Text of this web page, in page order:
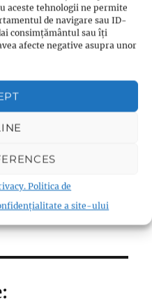
aceste tehnologii ne permite
de navigare sau ID-
consimțământul sau îți
afecte negative asupra unor
Politica de
a site-ului
de știri